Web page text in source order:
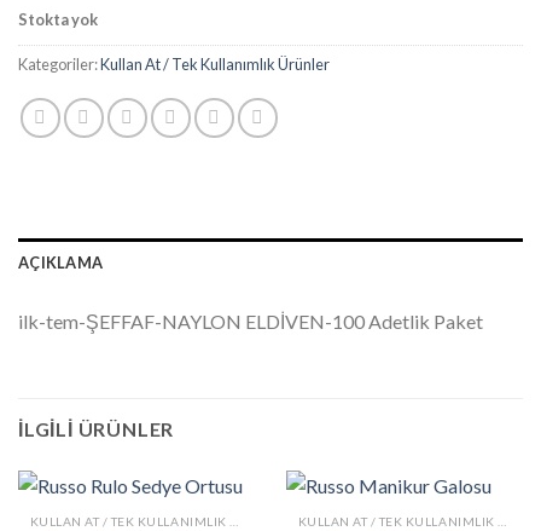
Stokta yok
Kategoriler:Kullan At / Tek Kullanımlık Ürünler
AÇIKLAMA
ilk-tem-ŞEFFAF-NAYLON ELDİVEN-100 Adetlik Paket
İLGILI ÜRÜNLER